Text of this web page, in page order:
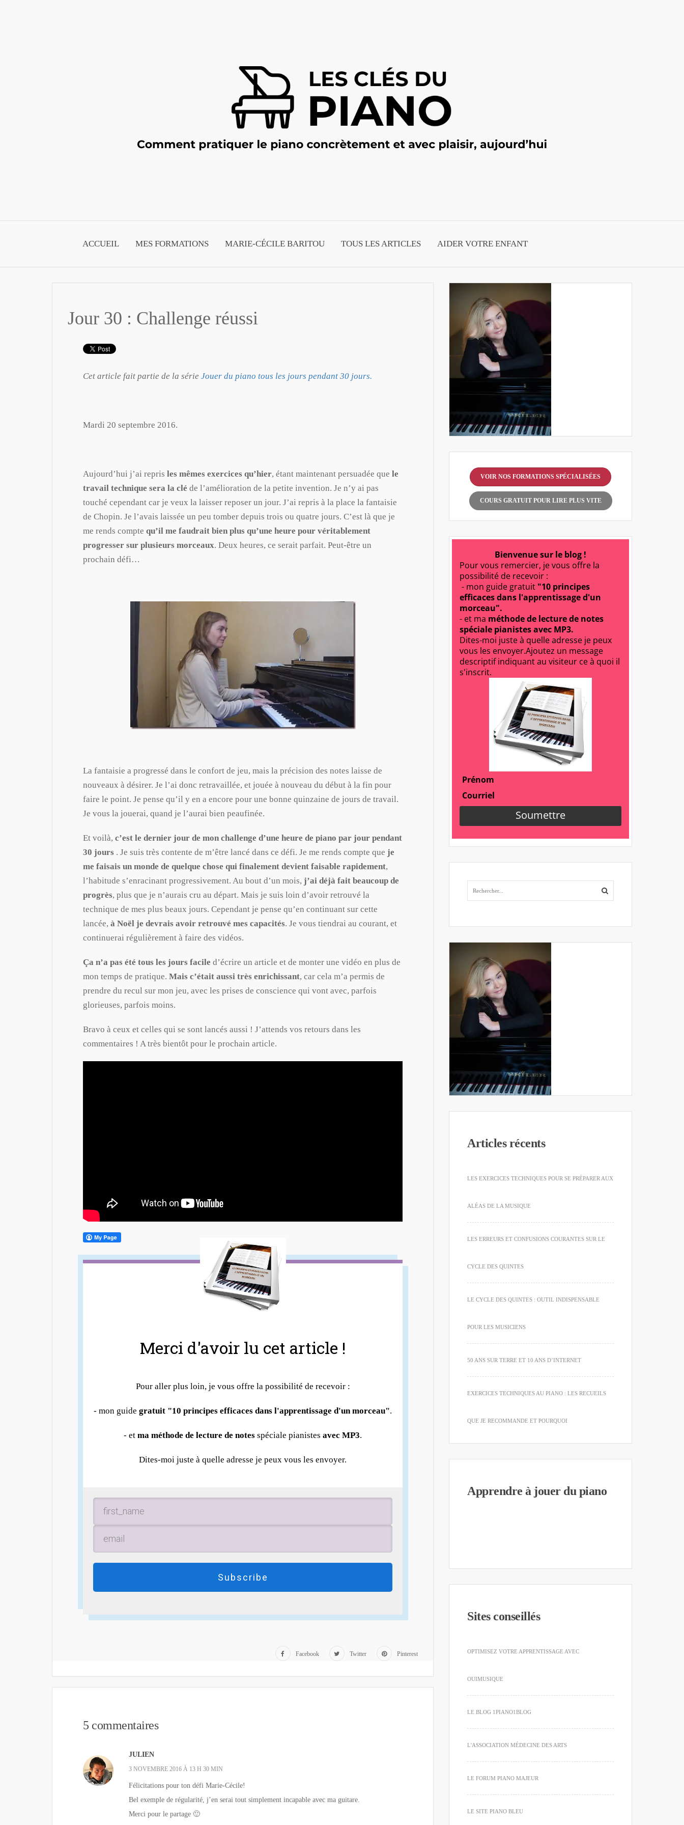
ACCUEIL MES FORMATIONS MARIE-CÉCILE BARITOU TOUS LES ARTICLES AIDER VOTRE ENFANT
Jour 30 : Challenge réussi
Cet article fait partie de la série Jouer du piano tous les jours pendant 30 jours.
Mardi 20 septembre 2016.
Aujourd’hui j’ai repris les mêmes exercices qu’hier, étant maintenant persuadée que le
travail technique sera la clé de l’amélioration de la petite invention. Je n’y ai pas
touché cependant car je veux la laisser reposer un jour. J’ai repris à la place la fantaisie
de Chopin. Je l’avais laissée un peu tomber depuis trois ou quatre jours. C’est là que je
me rends compte qu’il me faudrait bien plus qu’une heure pour véritablement
progresser sur plusieurs morceaux. Deux heures, ce serait parfait. Peut-être un
prochain défi…
La fantaisie a progressé dans le confort de jeu, mais la précision des notes laisse de
nouveaux à désirer. Je l’ai donc retravaillée, et jouée à nouveau du début à la fin pour
faire le point. Je pense qu’il y en a encore pour une bonne quinzaine de jours de travail.
Je vous la jouerai, quand je l’aurai bien peaufinée.
Et voilà, c’est le dernier jour de mon challenge d’une heure de piano par jour pendant
30 jours . Je suis très contente de m’être lancé dans ce défi. Je me rends compte que je
me faisais un monde de quelque chose qui finalement devient faisable rapidement,
l’habitude s’enracinant progressivement. Au bout d’un mois, j’ai déjà fait beaucoup de
progrès, plus que je n’aurais cru au départ. Mais je suis loin d’avoir retrouvé la
technique de mes plus beaux jours. Cependant je pense qu’en continuant sur cette
lancée, à Noël je devrais avoir retrouvé mes capacités. Je vous tiendrai au courant, et
continuerai régulièrement à faire des vidéos.
Ça n’a pas été tous les jours facile d’écrire un article et de monter une vidéo en plus de
mon temps de pratique. Mais c’était aussi très enrichissant, car cela m’a permis de
prendre du recul sur mon jeu, avec les prises de conscience qui vont avec, parfois
glorieuses, parfois moins.
Bravo à ceux et celles qui se sont lancés aussi ! J’attends vos retours dans les
commentaires ! A très bientôt pour le prochain article.
Merci d'avoir lu cet article !
Pour aller plus loin, je vous offre la possibilité de recevoir :
- mon guide gratuit "10 principes efficaces dans l'apprentissage d'un morceau".
- et ma méthode de lecture de notes spéciale pianistes avec MP3.
Dites-moi juste à quelle adresse je peux vous les envoyer.
Subscribe
Facebook Twitter Pinterest
5 commentaires
JULIEN
3 NOVEMBRE 2016 À 13 H 30 MIN
Félicitations pour ton défi Marie-Cécile!
Bel exemple de régularité, j’en serai tout simplement incapable avec ma guitare.
Merci pour le partage 🙂
VOIR NOS FORMATIONS SPÉCIALISÉES
COURS GRATUIT POUR LIRE PLUS VITE
Articles récents
LES EXERCICES TECHNIQUES POUR SE PRÉPARER AUX
ALÉAS DE LA MUSIQUE
LES ERREURS ET CONFUSIONS COURANTES SUR LE
CYCLE DES QUINTES
LE CYCLE DES QUINTES : OUTIL INDISPENSABLE
POUR LES MUSICIENS
50 ANS SUR TERRE ET 10 ANS D’INTERNET
EXERCICES TECHNIQUES AU PIANO : LES RECUEILS
QUE JE RECOMMANDE ET POURQUOI
Apprendre à jouer du piano
Sites conseillés
OPTIMISEZ VOTRE APPRENTISSAGE AVEC
OUIMUSIQUE
LE BLOG 1PIANO1BLOG
L'ASSOCIATION MÉDECINE DES ARTS
LE FORUM PIANO MAJEUR
LE SITE PIANO BLEU